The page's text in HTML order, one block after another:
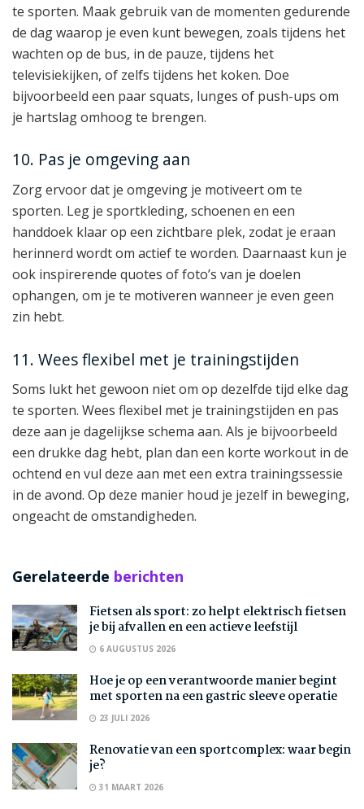
te sporten. Maak gebruik van de momenten gedurende
de dag waarop je even kunt bewegen, zoals tijdens het
wachten op de bus, in de pauze, tijdens het
televisiekijken, of zelfs tijdens het koken. Doe
bijvoorbeeld een paar squats, lunges of push-ups om
je hartslag omhoog te brengen.
10. Pas je omgeving aan
Zorg ervoor dat je omgeving je motiveert om te
sporten. Leg je sportkleding, schoenen en een
handdoek klaar op een zichtbare plek, zodat je eraan
herinnerd wordt om actief te worden. Daarnaast kun je
ook inspirerende quotes of foto’s van je doelen
ophangen, om je te motiveren wanneer je even geen
zin hebt.
11. Wees flexibel met je trainingstijden
Soms lukt het gewoon niet om op dezelfde tijd elke dag
te sporten. Wees flexibel met je trainingstijden en pas
deze aan je dagelijkse schema aan. Als je bijvoorbeeld
een drukke dag hebt, plan dan een korte workout in de
ochtend en vul deze aan met een extra trainingssessie
in de avond. Op deze manier houd je jezelf in beweging,
ongeacht de omstandigheden.
Gerelateerde berichten
Fietsen als sport: zo helpt elektrisch fietsen
je bij afvallen en een actieve leefstijl
6 AUGUSTUS 2026
Hoe je op een verantwoorde manier begint
met sporten na een gastric sleeve operatie
23 JULI 2026
Renovatie van een sportcomplex: waar begin
je?
31 MAART 2026